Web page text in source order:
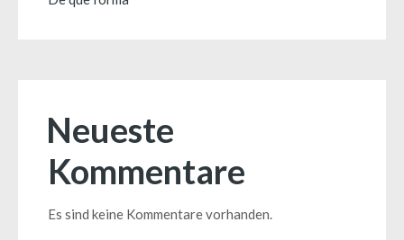
Neueste
Kommentare
Es sind keine Kommentare vorhanden.